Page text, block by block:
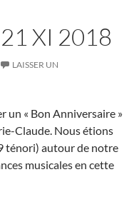
XI 2018
LAISSER UN
un « Bon Anniversaire »
Claude. Nous étions
ténori) autour de notre
musicales en cette